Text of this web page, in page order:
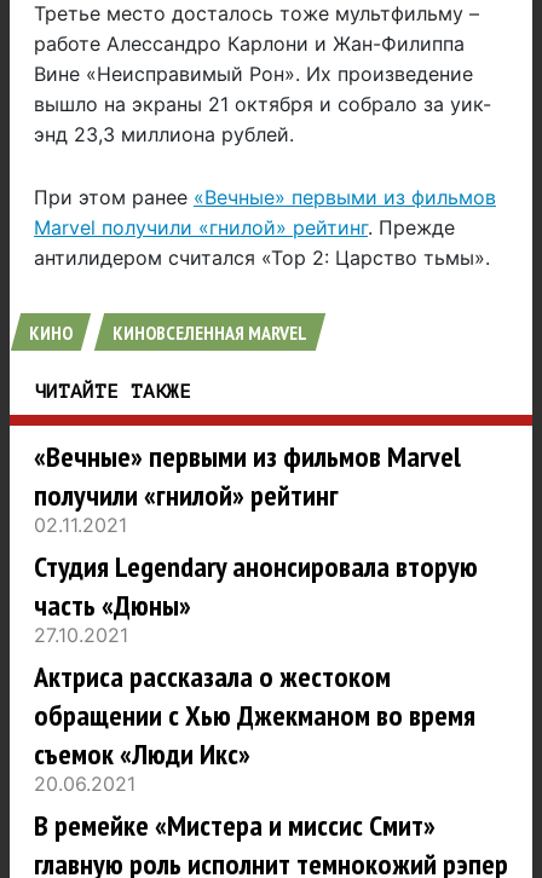
Третье место досталось тоже мультфильму –
работе Алессандро Карлони и Жан-Филиппа
Вине «Неисправимый Рон». Их произведение
вышло на экраны 21 октября и собрало за уик-
энд 23,3 миллиона рублей.
При этом ранее «Вечные» первыми из фильмов
Marvel получили «гнилой» рейтинг. Прежде
антилидером считался «Тор 2: Царство тьмы».
КИНО КИНОВСЕЛЕННАЯ MARVEL
ЧИТАЙТЕ ТАКЖЕ
«Вечные» первыми из фильмов Marvel
получили «гнилой» рейтинг
02.11.2021
Студия Legendary анонсировала вторую
часть «Дюны»
27.10.2021
Актриса рассказала о жестоком
обращении с Хью Джекманом во время
съемок «Люди Икс»
20.06.2021
В ремейке «Мистера и миссис Смит»
главную роль исполнит темнокожий рэпер